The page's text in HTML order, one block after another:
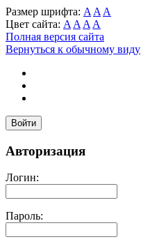
Размер шрифта: A A A
Цвет сайта: A A A A
Полная версия сайта
Вернуться к обычному виду
Войти
Авторизация
Логин:
Пароль: